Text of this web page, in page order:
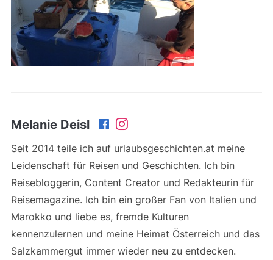
Melanie Deisl
Seit 2014 teile ich auf urlaubsgeschichten.at meine
Leidenschaft für Reisen und Geschichten. Ich bin
Reisebloggerin, Content Creator und Redakteurin für
Reisemagazine. Ich bin ein großer Fan von Italien und
Marokko und liebe es, fremde Kulturen
kennenzulernen und meine Heimat Österreich und das
Salzkammergut immer wieder neu zu entdecken.